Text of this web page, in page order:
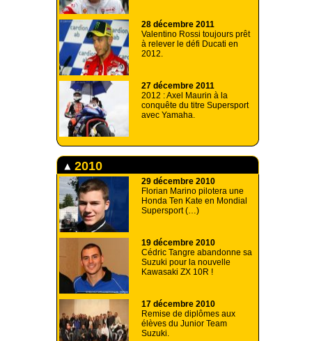
28 décembre 2011
Valentino Rossi toujours prêt
à relever le défi Ducati en
2012.
27 décembre 2011
2012 : Axel Maurin à la
conquête du titre Supersport
avec Yamaha.
2010
29 décembre 2010
Florian Marino pilotera une
Honda Ten Kate en Mondial
Supersport (…)
19 décembre 2010
Cédric Tangre abandonne sa
Suzuki pour la nouvelle
Kawasaki ZX 10R !
17 décembre 2010
Remise de diplômes aux
élèves du Junior Team
Suzuki.